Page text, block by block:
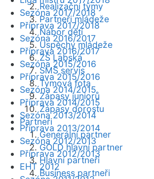
Realizační týmy
Partneři mládeže
Nábor dětí
Úspěchy mládeže
ZŠ Labská
SMS servis
Týmová fota
Zápasy juniorů
Zápasy dorostu
Partneři
Generální partner
GOLD hlavní partner
Hlavní partneři
Business partneři
Sezóna 2017/2018
Příprava 2017/2018
Sezóna 2016/2017
Příprava 2016/2017
Sezóna 2015/2016
Příprava 2015/2016
Sezóna 2014/2015
Příprava 2014/2015
Sezóna 2013/2014
Příprava 2013/2014
Sezóna 2012/2013
Příprava 2012/2013
EHT 2012